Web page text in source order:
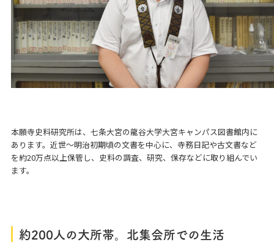
本願寺史料研究所は、七条大宮の龍谷大学大宮キャンパス図書館内に
あります。近世～明治初期頃の文書を中心に、寺務日記や古文書など
を約20万点以上保管し、史料の調査、研究、保存などに取り組んでい
ます。
約200人の大所帯。北集会所での生活